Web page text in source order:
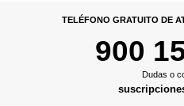
TELÉFONO GRATUITO DE
900
Dudas o